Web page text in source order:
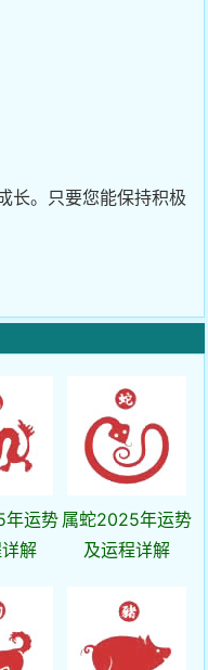
长。只要您能保持积极
年运势
解
属蛇2025年运势
及运程详解